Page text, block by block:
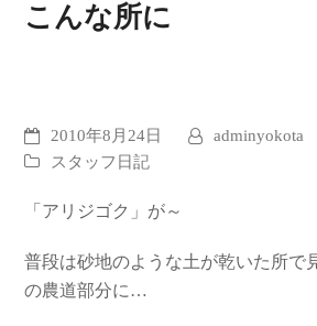
こんな所に
2010年8月24日
adminyokota
スタッフ日記
「アリジゴク」が～
普段は砂地のような土が乾いた所で
の農道部分に…